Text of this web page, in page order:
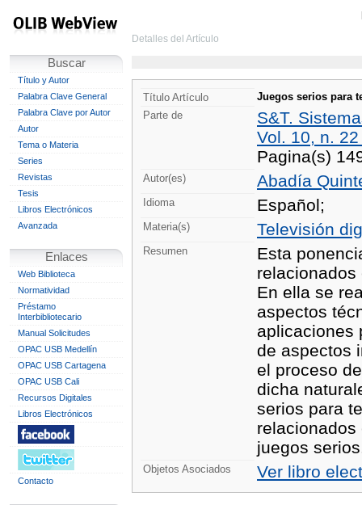
Buscar
Título y Autor
Palabra Clave General
Palabra Clave por Autor
Autor
Tema o Materia
Series
Revistas
Tesis
Libros Electrónicos
Avanzada
Enlaces
Web Biblioteca
Normatividad
Préstamo
Interbibliotecario
Manual Solicitudes
OPAC USB Medellín
OPAC USB Cartagena
OPAC USB Cali
Recursos Digitales
Libros Electrónicos
Contacto
Detalles del Artículo
Título Artículo
Juegos serios para
Parte de
S&T.
Vol. 10, n.
Pagina(s)
Autor(es) Abadía
Idioma Español;
Materia(s) Televisión
Resumen
Esta
En ella se
aspectos
aplicaciones
de aspectos
el proceso
dicha
serios para
juegos
Objetos Asociados Ver libro